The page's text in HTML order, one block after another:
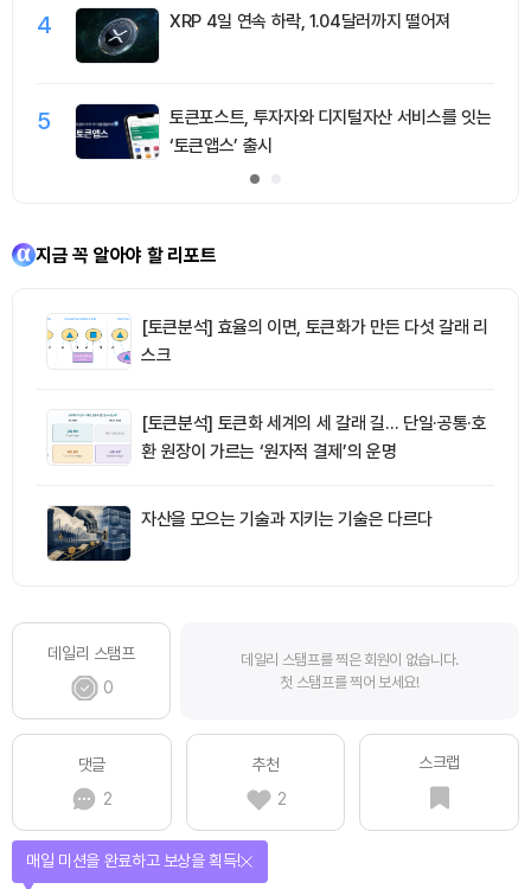
4 XRP 4일 연속 하락, 1.04달러까지 떨어져
5
토큰포스트, 투자자와 디지털자산 서비스를 잇는
‘토큰앱스’ 출시
지금 꼭 알아야 할 리포트
[토큰분석] 효율의 이면, 토큰화가 만든 다섯 갈래 리
스크
[토큰분석] 토큰화 세계의 세 갈래 길… 단일·공통·호
환 원장이 가르는 ‘원자적 결제’의 운명
자산을 모으는 기술과 지키는 기술은 다르다
데일리 스탬프
0
데일리 스탬프를 찍은 회원이 없습니다.
첫 스탬프를 찍어 보세요!
댓글
2
추천
2
스크랩
매일 미션을 완료하고 보상을 획득!